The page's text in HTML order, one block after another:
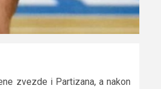
zvezde i Partizana, a nakon